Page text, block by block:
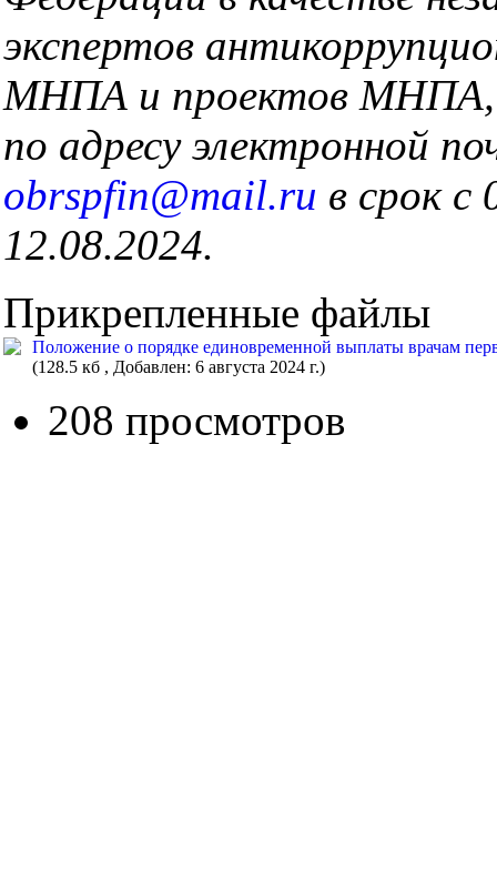
экспертов
МНПА и проектов МНПА,
по адресу электронной
obrspfin@mail.ru в срок с
12.08.2024.
Прикрепленные файлы
Положение о порядке единовременной выплаты врачам
(128.5 кб , Добавлен: 6 августа 2024 г.)
208 просмотров